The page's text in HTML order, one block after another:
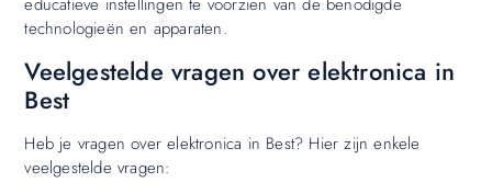
technologieën en apparaten.
Veelgestelde vragen over elektronica in
Best
Heb je vragen over elektronica in Best? Hier zijn enkele
veelgestelde vragen: